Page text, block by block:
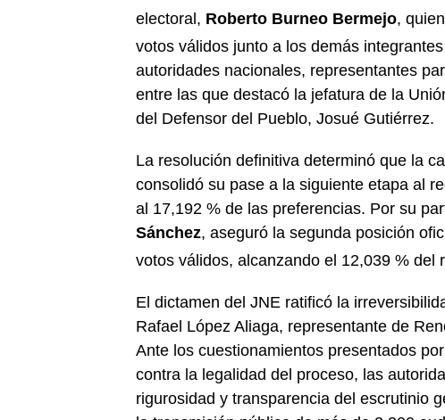
electoral, Roberto Burneo Bermejo,
votos válidos junto a los demás
autoridades nacionales, representantes
entre las que destacó la jefatura de la
del Defensor del Pueblo, Josué Gutiérrez.
La resolución definitiva determinó que la
consolidó su pase a la siguiente etapa al
al 17,192 % de las preferencias. Por su
Sánchez, aseguró la segunda posición
votos válidos, alcanzando el 12,039 % del
El dictamen del JNE ratificó la
Rafael López Aliaga, representante de
Ante los cuestionamientos presentados
contra la legalidad del proceso, las
rigurosidad y transparencia del escrutinio